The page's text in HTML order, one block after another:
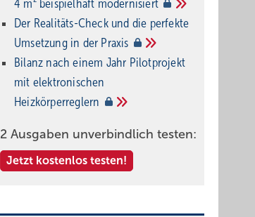
4 m² beispielhaft modernisiert
Der Realitäts-Check und die perfekte
Umsetzung in der Praxis
Bilanz nach einem Jahr Pilotprojekt
mit elektronischen
Heizkörperreglern
2 Ausgaben unverbindlich testen:
Jetzt kostenlos testen!